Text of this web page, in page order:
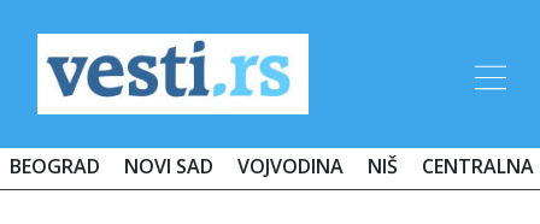
BEOGRAD NOVI SAD VOJVODINA NIŠ CENTRALNA